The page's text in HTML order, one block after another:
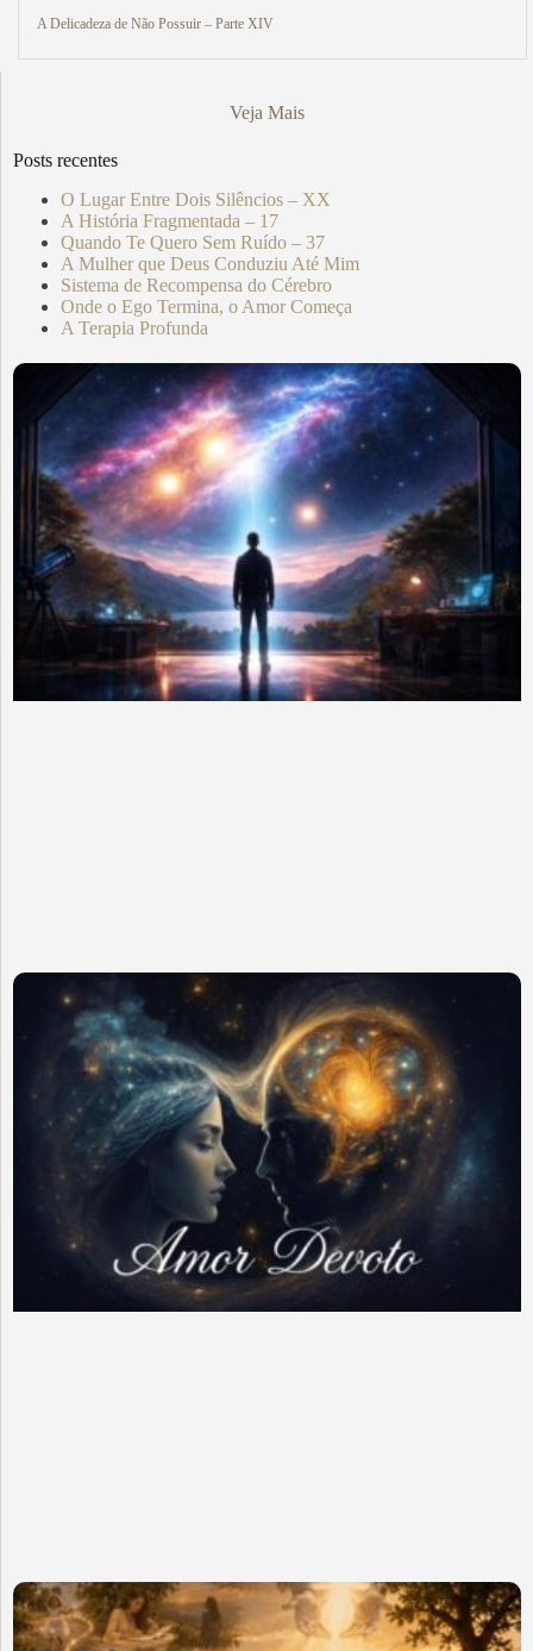
A Delicadeza de Não Possuir – Parte XIV
Veja Mais
Posts recentes
O Lugar Entre Dois Silêncios – XX
A História Fragmentada – 17
Quando Te Quero Sem Ruído – 37
A Mulher que Deus Conduziu Até Mim
Sistema de Recompensa do Cérebro
Onde o Ego Termina, o Amor Começa
A Terapia Profunda